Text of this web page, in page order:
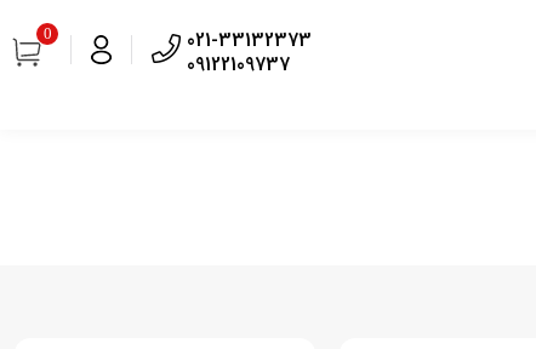
021-33132373
09122109737
0